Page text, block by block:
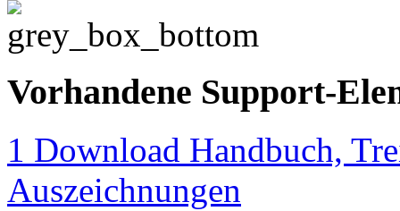
Vorhandene Support-
1 Download Handbuch,
Auszeichnungen